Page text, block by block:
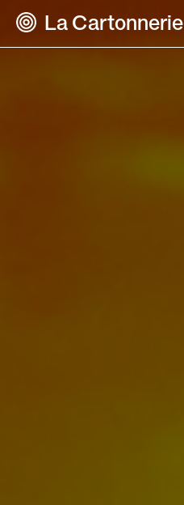
La Cartonnerie